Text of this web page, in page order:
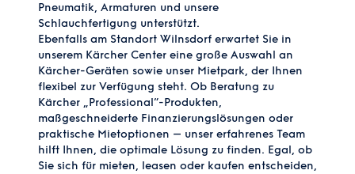
Pneumatik, Armaturen und unsere
Schlauchfertigung unterstützt.
Ebenfalls am Standort Wilnsdorf erwartet Sie in
unserem Kärcher Center eine große Auswahl an
Kärcher-Geräten sowie unser Mietpark, der Ihnen
flexibel zur Verfügung steht. Ob Beratung zu
Kärcher „Professional“-Produkten,
maßgeschneiderte Finanzierungslösungen oder
praktische Mietoptionen – unser erfahrenes Team
hilft Ihnen, die optimale Lösung zu finden. Egal, ob
Sie sich für mieten, leasen oder kaufen entscheiden,